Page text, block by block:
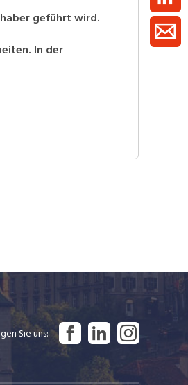
geführt wird.
In der
Sie uns